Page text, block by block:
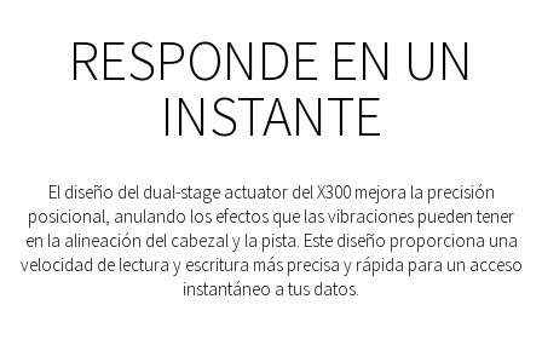
RESPONDE EN UN
INSTANTE
El diseño del dual-stage actuator del X300 mejora la precisión
posicional, anulando los efectos que las vibraciones pueden tener
en la alineación del cabezal y la pista. Este diseño proporciona una
velocidad de lectura y escritura más precisa y rápida para un acceso
instantáneo a tus datos.